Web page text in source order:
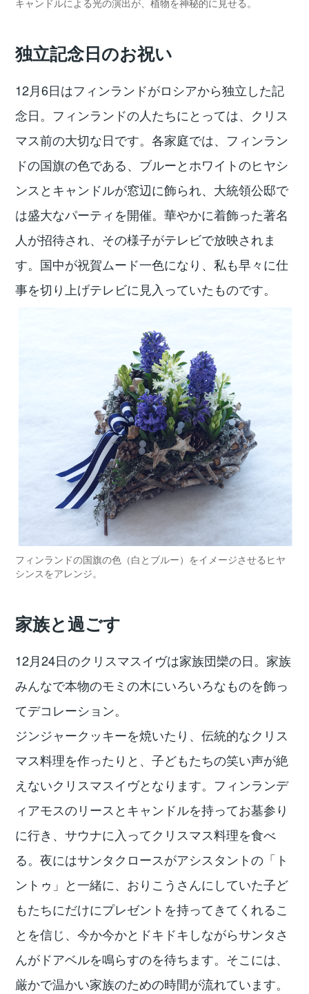
独立記念日のお祝い
12月6日はフィンランドがロシアから独立した記
念日。フィンランドの人たちにとっては、クリス
マス前の大切な日です。各家庭では、フィンラン
ドの国旗の色である、ブルーとホワイトのヒヤシ
ンスとキャンドルが窓辺に飾られ、大統領公邸で
は盛大なパーティを開催。華やかに着飾った著名
人が招待され、その様子がテレビで放映されま
す。国中が祝賀ムード一色になり、私も早々に仕
事を切り上げテレビに見入っていたものです。
フィンランドの国旗の色（白とブルー）をイメージさせるヒヤ
シンスをアレンジ。
家族と過ごす
12月24日のクリスマスイヴは家族団欒の日。家族
みんなで本物のモミの木にいろいろなものを飾っ
てデコレーション。
ジンジャークッキーを焼いたり、伝統的なクリス
マス料理を作ったりと、子どもたちの笑い声が絶
えないクリスマスイヴとなります。フィンランデ
ィアモスのリースとキャンドルを持ってお墓参り
に行き、サウナに入ってクリスマス料理を食べ
る。夜にはサンタクロースがアシスタントの「ト
ントゥ」と一緒に、おりこうさんにしていた子ど
もたちにだけにプレゼントを持ってきてくれるこ
とを信じ、今か今かとドキドキしながらサンタさ
んがドアベルを鳴らすのを待ちます。そこには、
厳かで温かい家族のための時間が流れています。